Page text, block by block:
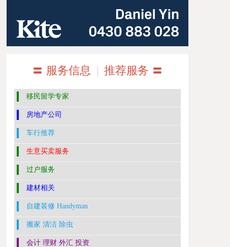
〓 服务信息 | 推荐服务 〓
移民留学专家
房地产公司
车行推荐
生意买卖服务
过户服务
建材相关
自建装修 Handyman
搬家 清洁 除虫
会计 理财 外汇 投资